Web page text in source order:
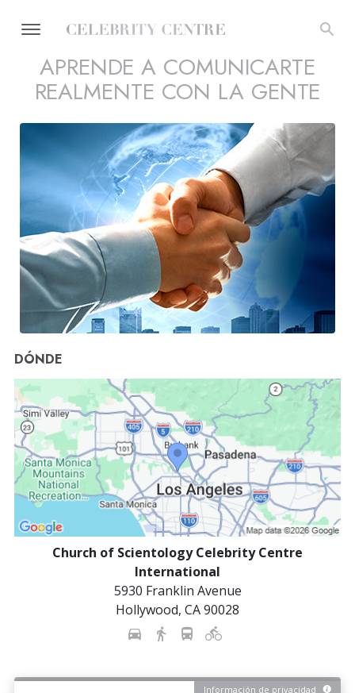
APRENDE A COMUNICARTE
REALMENTE CON LA GENTE
DÓNDE
Church of Scientology Celebrity Centre
International
5930 Franklin Avenue
Hollywood, CA90028
Información de privacidad